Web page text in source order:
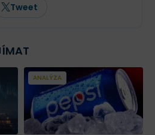
Tweet
ANALÝZA